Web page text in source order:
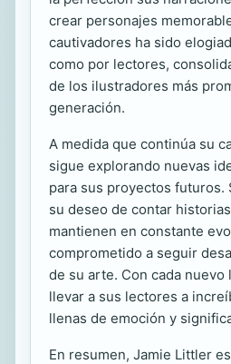
crear personajes
cautivadores ha sido
como por lectores,
de los ilustradores más
generación.
A medida que continúa su
sigue explorando nuevas
para sus proyectos futuros.
su deseo de contar
mantienen en constante
comprometido a seguir
de su arte. Con cada nuevo
llevar a sus lectores a
llenas de emoción y
En resumen, Jamie Littler